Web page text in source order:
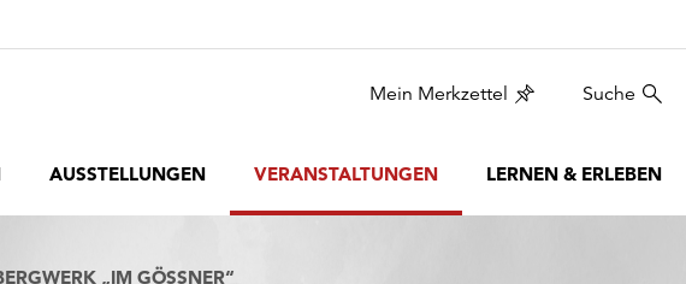
Mein Merkzettel Suche
AUSSTELLUNGEN VERANSTALTUNGEN LERNEN & ERLEBEN
„IM GÖSSNER“